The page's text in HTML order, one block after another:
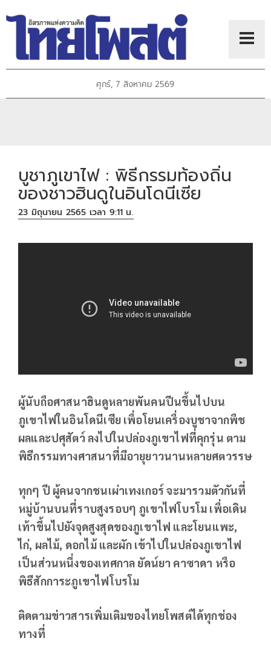
ศุกร์, 7 สิงหาคม 2569
บูชาภูเขาไฟ : พิธีกรรมท้องถิ่น
ของชาวฮินดูในอินโดนีเซีย
23 มิถุนายน 2565 เวลา 9:11 น.
ผู้นับถือศาสนาฮินดูหลายพันคนปีนขึ้นไปบน
ภูเขาไฟในอินโดนีเซีย เพื่อโยนเครื่องบูชาจากพืช
ผลและปศุสัตว์ ลงไปในปล่องภูเขาไฟที่คุกรุ่น ตาม
พิธีกรรมทางศาสนาที่มีอายุยาวนานหลายศตวรรษ
ทุกๆ ปี ผู้คนจากชนเผ่าเทงเกอร์ จะมารวมตัวกันที่
หมู่บ้านบนที่ราบสูงรอบๆ ภูเขาไฟโบรโม เพื่อเดิน
เท้าขึ้นไปยังจุดสูงสุดของภูเขาไฟ และโยนแพะ,
ไก่, ผลไม้, ดอกไม้ และผัก เข้าไปในปล่องภูเขาไฟ
เป็นส่วนหนึ่งของเทศกาล ยัดน์ยา คาซาดา หรือ
พิธีสักการะภูเขาไฟโบรโม
ติดตามข่าวสารเพิ่มเติมของไทยโพสต์ได้ทุกช่อง
ทางที่